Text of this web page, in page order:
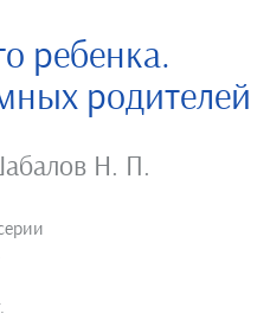
ребенка.
родителей
Н. П.